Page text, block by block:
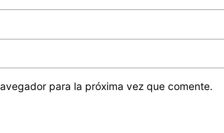
para la próxima vez que comente.